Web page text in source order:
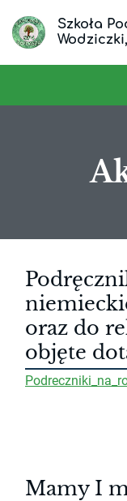
Szkoła
oraz do
objęte
Mamy I